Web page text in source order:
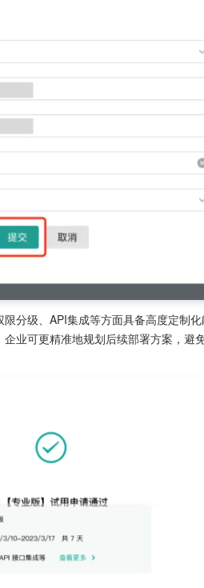
分级、API集成等方面具备高度定制
业可更精准地规划后续部署方案，避